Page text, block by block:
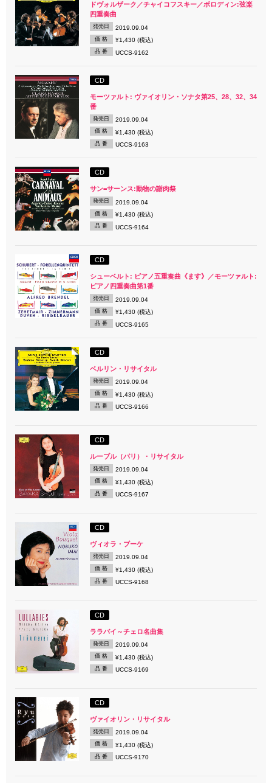
ドヴォルザーク／チャイコフスキー／ボロディン:弦楽
四重奏曲
発売日 2019.09.04
価 格 ¥1,430 (税込)
品 番 UCCS-9162
CD
モーツァルト: ヴァイオリン・ソナタ第25、28、32、34
番
発売日 2019.09.04
価 格 ¥1,430 (税込)
品 番 UCCS-9163
CD
サン=サーンス:動物の謝肉祭
発売日 2019.09.04
価 格 ¥1,430 (税込)
品 番 UCCS-9164
CD
シューベルト: ピアノ五重奏曲《ます》／モーツァルト:
ピアノ四重奏曲第1番
発売日 2019.09.04
価 格 ¥1,430 (税込)
品 番 UCCS-9165
CD
ベルリン・リサイタル
発売日 2019.09.04
価 格 ¥1,430 (税込)
品 番 UCCS-9166
CD
ルーブル（パリ）・リサイタル
発売日 2019.09.04
価 格 ¥1,430 (税込)
品 番 UCCS-9167
CD
ヴィオラ・ブーケ
発売日 2019.09.04
価 格 ¥1,430 (税込)
品 番 UCCS-9168
CD
ララバイ～チェロ名曲集
発売日 2019.09.04
価 格 ¥1,430 (税込)
品 番 UCCS-9169
CD
ヴァイオリン・リサイタル
発売日 2019.09.04
価 格 ¥1,430 (税込)
品 番 UCCS-9170